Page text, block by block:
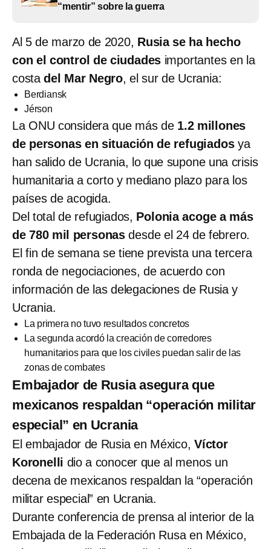
“mentir” sobre la guerra
Al 5 de marzo de 2020, Rusia se ha hecho
con el control de ciudades importantes en la
costadel Mar Negro, el sur de Ucrania:
Berdiansk
Jérson
La ONU considera que más de 1.2 millones
de personas en situación de refugiadosya
han salido de Ucrania, lo que supone una crisis
humanitaria a corto y mediano plazo para los
países de acogida.
Del total de refugiados, Polonia acoge a más
de 780 mil personas desde el 24 de febrero.
El fin de semana se tiene prevista una tercera
ronda de negociaciones, de acuerdo con
información de las delegaciones de Rusia y
Ucrania.
La primera no tuvo resultados concretos
La segunda acordó la creación de corredores
humanitarios para que los civiles puedan salir de las
zonas de combates
Embajador de Rusia asegura que
mexicanos respaldan “operación militar
especial” en Ucrania
El embajador de Rusia en México, Víctor
Koronelli dio a conocer que al menos un
decena de mexicanos respaldan la “operación
militar especial” en Ucrania.
Durante conferencia de prensa al interior de la
Embajada de la Federación Rusa en México,